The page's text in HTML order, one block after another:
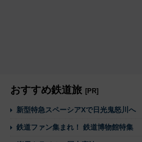
おすすめ鉄道旅 [PR]
新型特急スペーシアXで日光鬼怒川へ
鉄道ファン集まれ！ 鉄道博物館特集